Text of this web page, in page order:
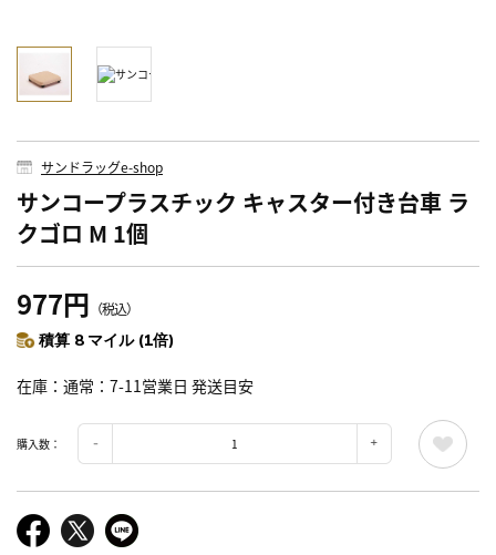
サンドラッグe-shop
サンコープラスチック キャスター付き台車 ラ
クゴロ M 1個
977円 （税込）
積算 8 マイル (1倍)
在庫 通常：7-11営業日 発送目安
購入数：